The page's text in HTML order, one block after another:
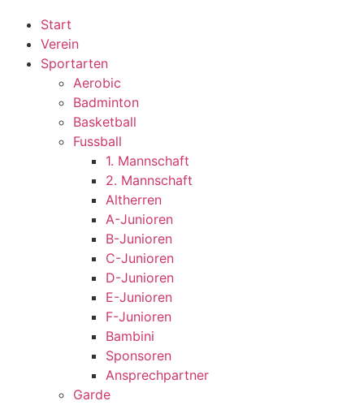
Start
Verein
Sportarten
Aerobic
Badminton
Basketball
Fussball
1. Mannschaft
2. Mannschaft
Altherren
A-Junioren
B-Junioren
C-Junioren
D-Junioren
E-Junioren
F-Junioren
Bambini
Sponsoren
Ansprechpartner
Garde